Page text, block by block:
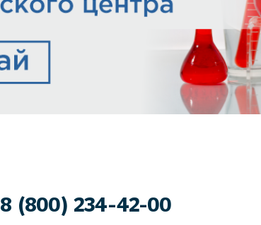
8 (800) 234-42-00